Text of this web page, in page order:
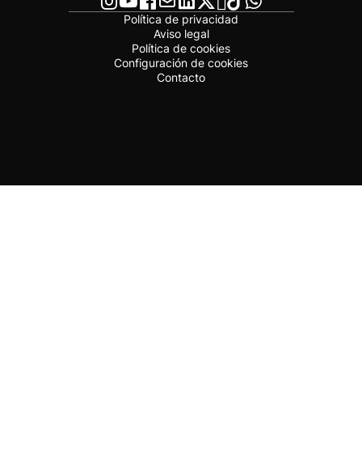
Política de privacidad
Aviso legal
Política de cookies
Configuración de cookies
Contacto